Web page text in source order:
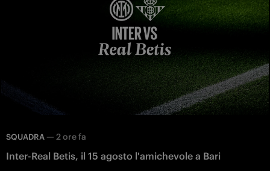
SQUADRA — 2 ore fa
Inter-Real Betis, il 15 agosto l'amichevole a Bari